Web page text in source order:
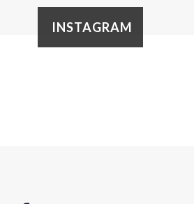
INSTAGRAM